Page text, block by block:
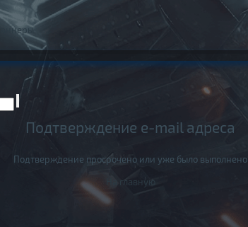
Баннеры
Подтверждение e-mail адреса
Подтверждение просрочено или уже было выполнено
На главную